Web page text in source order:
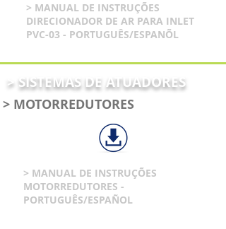
> MANUAL DE INSTRUÇÕES
DIRECIONADOR DE AR PARA INLET
PVC-03 - PORTUGUÊS/ESPANÕL
> SISTEMAS DE ATUADORES
> MOTORREDUTORES
> MANUAL DE INSTRUÇÕES
MOTORREDUTORES -
PORTUGUÊS/ESPAÑOL